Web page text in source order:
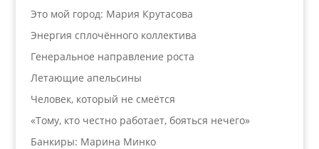
Это мой город: Мария Крутасова
Энергия сплочённого коллектива
Генеральное направление роста
Летающие апельсины
Человек, который не смеётся
«Тому, кто честно работает, бояться нечего»
Банкиры: Марина Минко